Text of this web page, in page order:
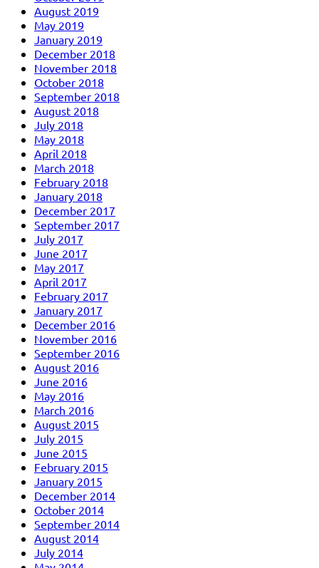
August 2019
May 2019
January 2019
December 2018
November 2018
October 2018
September 2018
August 2018
July 2018
May 2018
April 2018
March 2018
February 2018
January 2018
December 2017
September 2017
July 2017
June 2017
May 2017
April 2017
February 2017
January 2017
December 2016
November 2016
September 2016
August 2016
June 2016
May 2016
March 2016
August 2015
July 2015
June 2015
February 2015
January 2015
December 2014
October 2014
September 2014
August 2014
July 2014